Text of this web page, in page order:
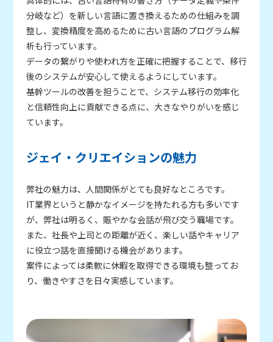
分岐など）を新しい言語に置き換えるための仕組みを調
整し、変換精度を高めるために古い言語のプログラム解
析も行っています。
データの繋がりや使われ方を正確に把握することで、移行
後のシステムが安心して使えるようにしています。
基幹ツールの改善を担うことで、システム移行の効率化
と信頼性向上に貢献できる点に、大きなやりがいを感じ
ています。
ジェイ・クリエイションの魅力
弊社の魅力は、人間関係がとても良好なところです。
IT業界というと静かなイメージを持たれる方も多いです
が、弊社は明るく、賑やかな会話が飛び交う職場です。
また、社長や上司との距離が近く、楽しい話やキャリア
に役立つ話を直接聞ける機会があります。
案件によっては柔軟に休暇を取得できる環境も整ってお
り、働きやすさを日々実感しています。